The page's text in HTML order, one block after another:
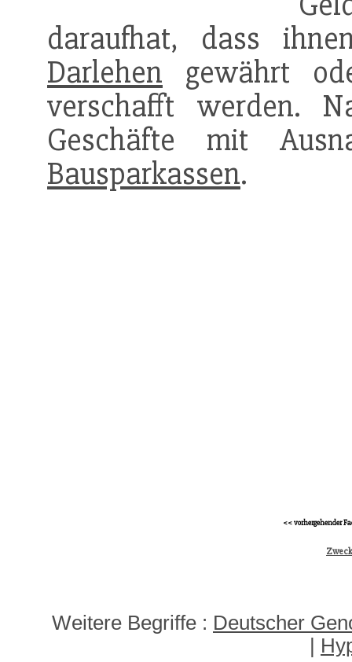
daraufhat, dass
Darlehen gewährt
verschafft werden.
Geschäfte mit
Bausparkassen.
<< vorhergehender
Weitere Begriffe : Deutscher